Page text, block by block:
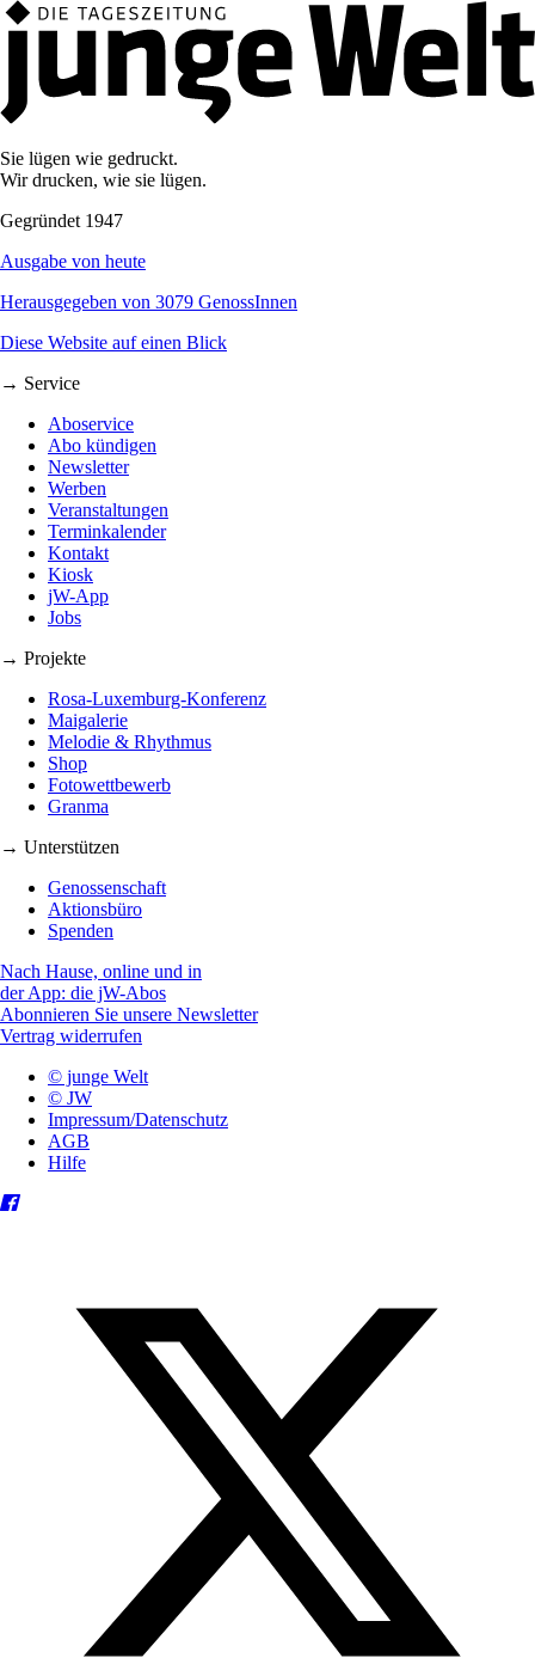
Sie lügen wie gedruckt.
Wir drucken, wie sie lügen.
Gegründet 1947
Ausgabe von heute
Herausgegeben von 3079 GenossInnen
Diese Website auf einen Blick
→ Service
Aboservice
Abo kündigen
Newsletter
Werben
Veranstaltungen
Terminkalender
Kontakt
Kiosk
jW-App
Jobs
→ Projekte
Rosa-Luxemburg-Konferenz
Maigalerie
Melodie & Rhythmus
Shop
Fotowettbewerb
Granma
→ Unterstützen
Genossenschaft
Aktionsbüro
Spenden
Nach Hause, online und in
der App: die jW-Abos
Abonnieren Sie unsere Newsletter
Vertrag widerrufen
© junge Welt
© JW
Impressum/Datenschutz
AGB
Hilfe